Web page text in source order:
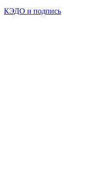
КЭДО и подпись